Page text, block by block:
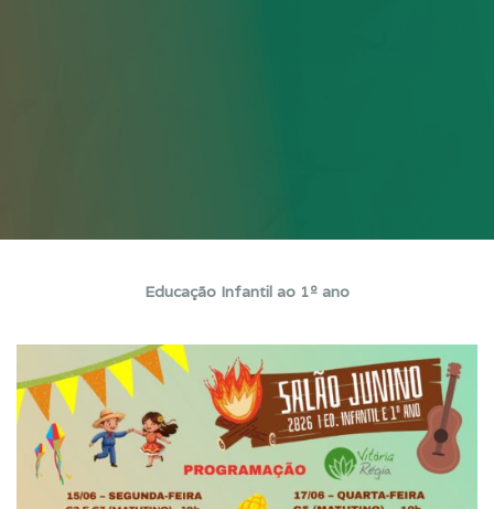
Educação Infantil ao 1º ano